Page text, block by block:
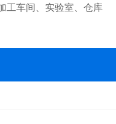
工车间、实验室、仓库